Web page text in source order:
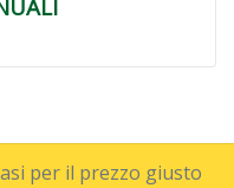
per il prezzo giusto